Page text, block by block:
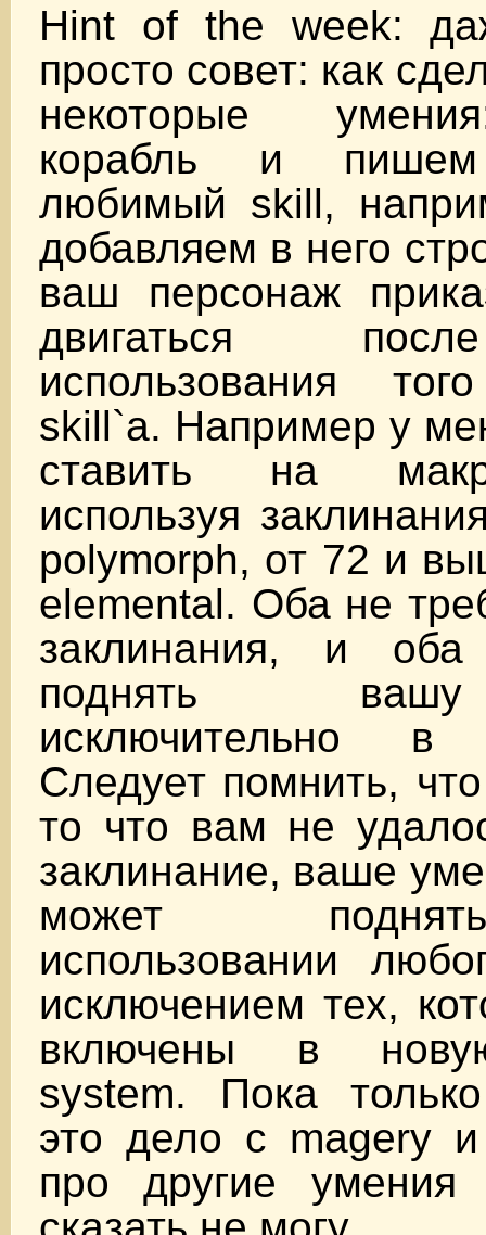
Hint of the week:
просто совет: как
некоторые
корабль и
любимый skill,
добавляем в него
ваш персонаж
двигаться
использования
skill`a. Например у
ставить на
используя
polymorph, от 72 и
elemental. Оба не
заклинания, и оба
поднять
исключительно
Следует помнить,
то что вам не
заклинание, ваше
может
использовании
исключением тех,
включены в
system. Пока
это дело с magery
про другие умения